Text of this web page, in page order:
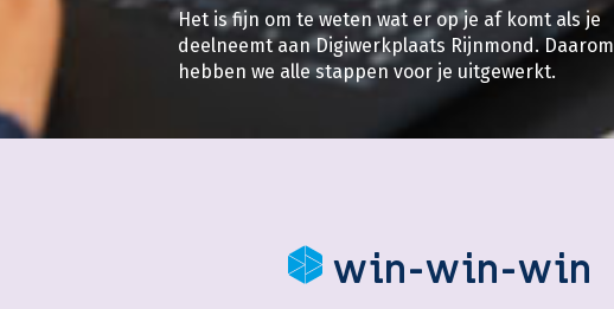
Het is fijn om te weten wat er op je af komt als je
deelneemt aan Digiwerkplaats Rijnmond. Daarom
hebben we alle stappen voor je uitgewerkt.
win-win-win